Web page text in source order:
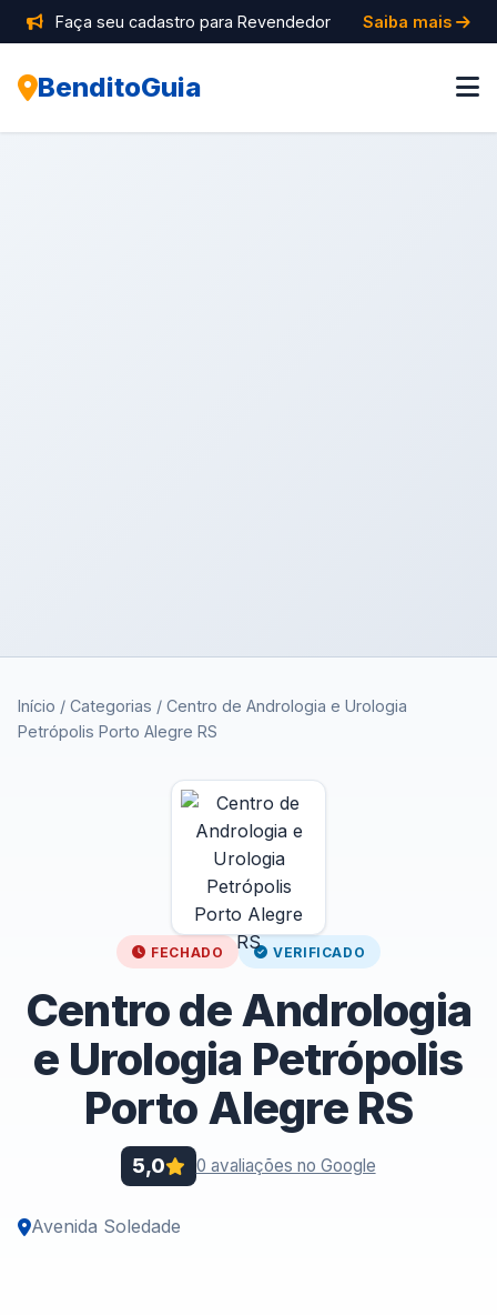
Faça seu cadastro para Revendedor Saiba mais
BenditoGuia
Início / Categorias / Centro de Andrologia e Urologia
Petrópolis Porto Alegre RS
FECHADO VERIFICADO
Centro de Andrologia
e Urologia Petrópolis
Porto Alegre RS
5,0 0 avaliações no Google
Avenida Soledade